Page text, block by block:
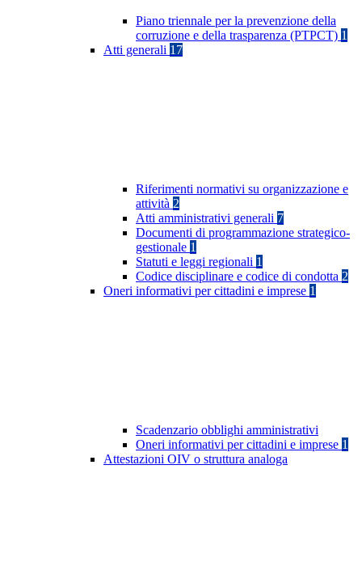
Piano triennale per la prevenzione della
corruzione e della trasparenza (PTPCT) 1
Atti generali 17
Riferimenti normativi su organizzazione e
attività 2
Atti amministrativi generali 7
Documenti di programmazione strategico-
gestionale 1
Statuti e leggi regionali 1
Codice disciplinare e codice di condotta 2
Oneri informativi per cittadini e imprese 1
Scadenzario obblighi amministrativi
Oneri informativi per cittadini e imprese 1
Attestazioni OIV o struttura analoga